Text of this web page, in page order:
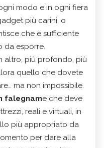
modo e in ogni fiera
più carini, o
che è sufficiente
da esporre.
altro, più profondo, più
quello che dovete
ma non impossibile.
falegname che deve
reali e virtuali, in
più appropriato da
per dare alla